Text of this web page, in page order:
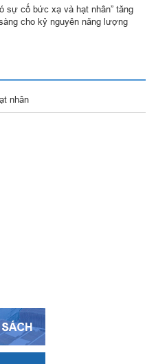
sự cố bức xạ và hạt nhân” tăng
cho kỷ nguyên năng lượng
các khóa đào tạo ATBX định
nhân
tài khoản ngân hàng